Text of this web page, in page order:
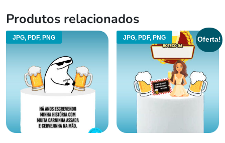
Produtos relacionados
JPG, PDF, PNG JPG, PDF, PNG Oferta!